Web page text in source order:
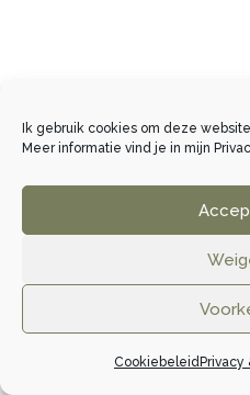
Ik gebruik cookies om deze
Meer informatie vind je in mijn
CookiebeleidPrivacy